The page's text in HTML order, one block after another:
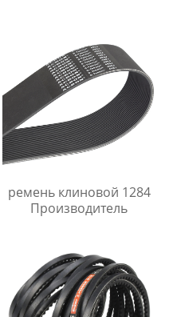
ремень клиновой 1284
Производитель